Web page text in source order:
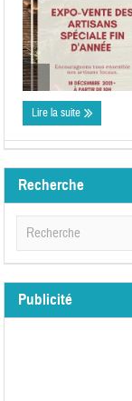
Lire la suite
Recherche
Publicité